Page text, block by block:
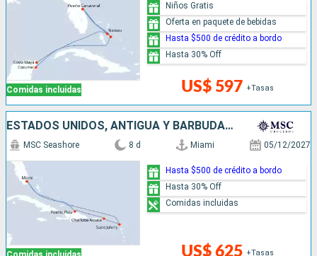
Comidas incluidas US$ 597 +Tasas
Niños Gratis
Oferta en paquete de bebidas
Hasta $500 de crédito a bordo
Hasta 30% Off
ESTADOS UNIDOS, ANTIGUA Y BARBUDA, REPÚBLICA DOMINICANA
MSC Seashore 8 d Miami 05/12/2027
US$ 625 +Tasas
Hasta $500 de crédito a bordo
Hasta 30% Off
Comidas incluidas